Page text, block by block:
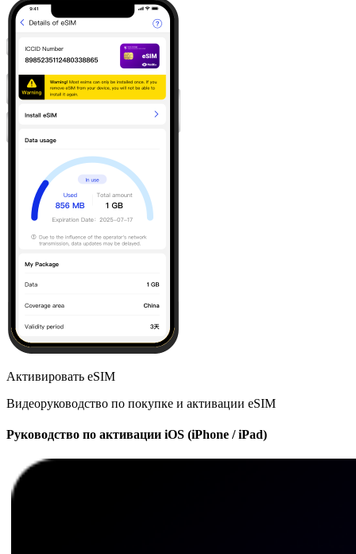
Активировать eSIM
Видеоруководство по покупке и активации eSIM
Руководство по активации iOS (iPhone / iPad)